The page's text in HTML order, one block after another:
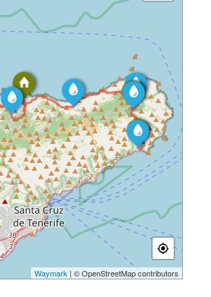
Waymark| © OpenStreetMap contributors